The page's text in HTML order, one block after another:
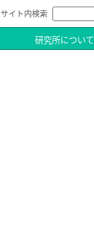
サイト内検索
研究所について